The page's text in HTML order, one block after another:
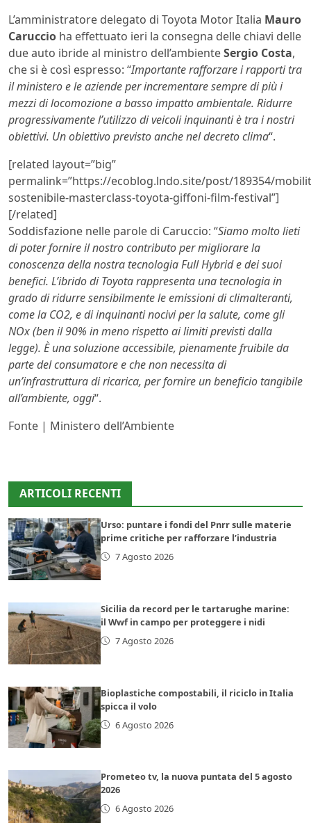
L’amministratore delegato di Toyota Motor Italia Mauro
Caruccio ha effettuato ieri la consegna delle chiavi delle
due auto ibride al ministro dell’ambienteSergio Costa,
che si è così espresso: “Importante rafforzare i rapporti tra
il ministero e le aziende per incrementare sempre di più i
mezzi di locomozione a basso impatto ambientale. Ridurre
progressivamente l’utilizzo di veicoli inquinanti è tra i nostri
obiettivi. Un obiettivo previsto anche nel decreto clima“.
[related layout=”big”
permalink=”https://ecoblog.lndo.site/post/189354/
sostenibile-masterclass-toyota-giffoni-film-festival”]
[/related]
Soddisfazione nelle parole di Caruccio: “Siamo molto lieti
di poter fornire il nostro contributo per migliorare la
conoscenza della nostra tecnologia Full Hybrid e dei suoi
benefici. L’ibrido di Toyota rappresenta una tecnologia in
grado di ridurre sensibilmente le emissioni di climalteranti,
come la CO2, e di inquinanti nocivi per la salute, come gli
NOx (ben il 90% in meno rispetto ai limiti previsti dalla
legge). È una soluzione accessibile, pienamente fruibile da
parte del consumatore e che non necessita di
un’infrastruttura di ricarica, per fornire un beneficio tangibile
all’ambiente, oggi“.
Fonte | Ministero dell’Ambiente
ARTICOLI RECENTI
Urso: puntare i fondi del Pnrr sulle materie
prime critiche per rafforzare l’industria
7 Agosto 2026
Sicilia da record per le tartarughe marine:
il Wwf in campo per proteggere i nidi
7 Agosto 2026
Bioplastiche compostabili, il riciclo in Italia
spicca il volo
6 Agosto 2026
Prometeo tv, la nuova puntata del 5 agosto
2026
6 Agosto 2026